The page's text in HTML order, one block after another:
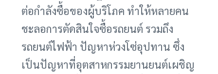
ต่อกำลังซื้อของผู้บริโภค ทำให้หลายคน
ชะลอการตัดสินใจซื้อรถยนต์ รวมถึง
รถยนต์ไฟฟ้า ปัญหาห่วงโซ่อุปทาน ซึ่ง
เป็นปัญหาที่อุตสาหกรรมยานยนต์เผชิญ